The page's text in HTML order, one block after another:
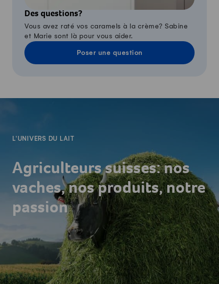
Des questions?
Vous avez raté vos caramels à la crème? Sabine
et Marie sont là pour vous aider.
Poser une question
L'UNIVERS DU LAIT
Agriculteurs suisses: nos
vaches, nos produits, notre
passion